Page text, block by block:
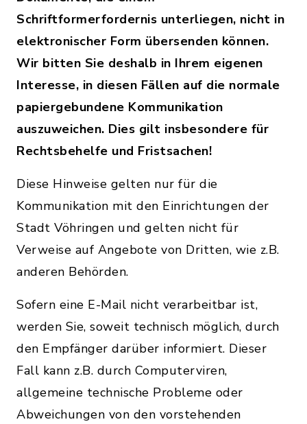
Schriftformerfordernis unterliegen, nicht in
elektronischer Form übersenden können.
Wir bitten Sie deshalb in Ihrem eigenen
Interesse, in diesen Fällen auf die normale
papiergebundene Kommunikation
auszuweichen. Dies gilt insbesondere für
Rechtsbehelfe und Fristsachen!
Diese Hinweise gelten nur für die
Kommunikation mit den Einrichtungen der
Stadt Vöhringen und gelten nicht für
Verweise auf Angebote von Dritten, wie z.B.
anderen Behörden.
Sofern eine E-Mail nicht verarbeitbar ist,
werden Sie, soweit technisch möglich, durch
den Empfänger darüber informiert. Dieser
Fall kann z.B. durch Computerviren,
allgemeine technische Probleme oder
Abweichungen von den vorstehenden